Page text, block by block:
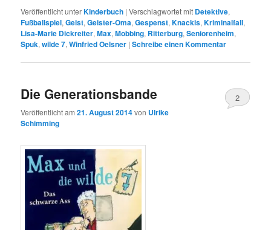
Veröffentlicht unterKinderbuch |Verschlagwortet mit Detektive,
Fußballspiel,Geist,Geister-Oma,Gespenst,Knackis,Kriminalfall,
Lisa-Marie Dickreiter,Max,Mobbing, Ritterburg,Seniorenheim,
Spuk,wilde 7,Winfried Oelsner |Schreibe einen Kommentar
Die Generationsbande
Veröffentlicht am21. August 2014von Ulrike
Schimming
2